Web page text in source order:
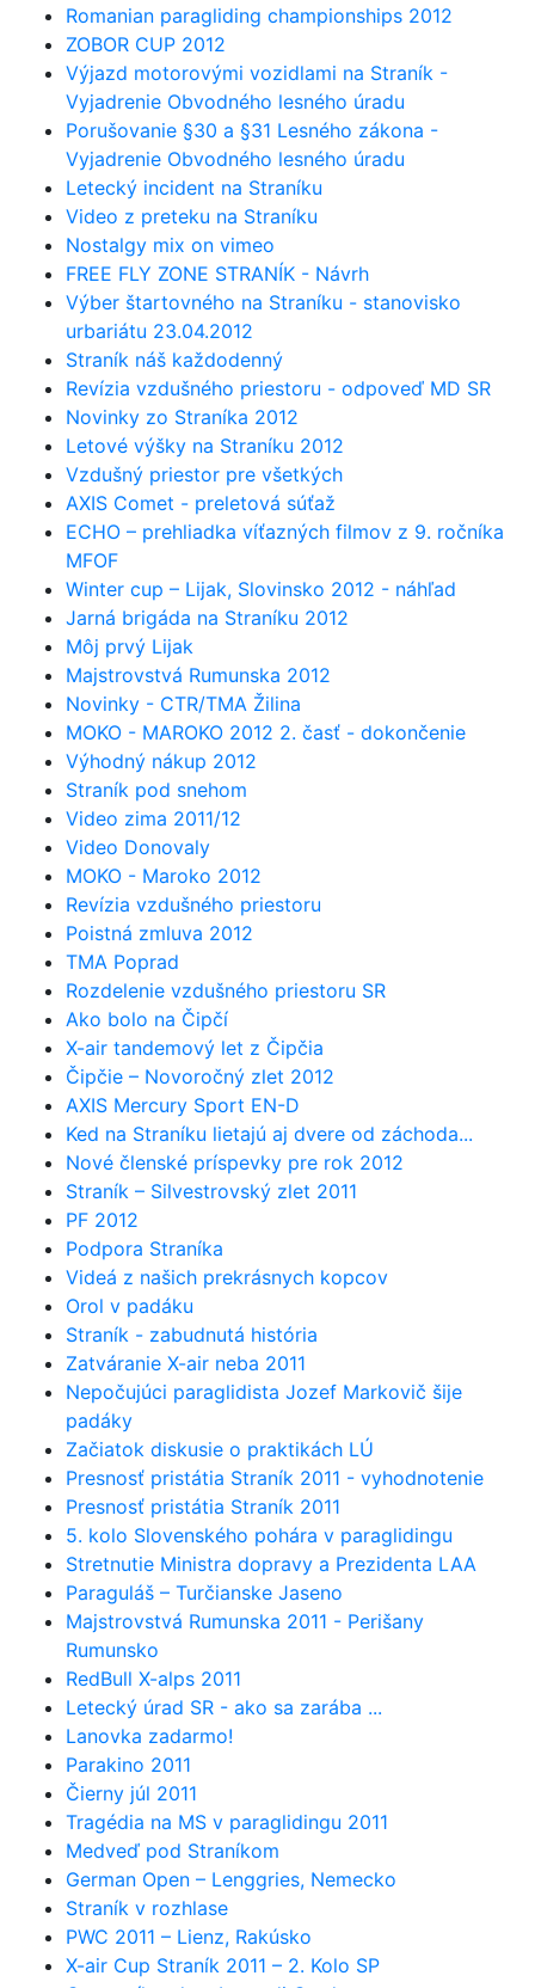
Romanian paragliding championships 2012
ZOBOR CUP 2012
Výjazd motorovými vozidlami na Straník -
Vyjadrenie Obvodného lesného úradu
Porušovanie §30 a §31 Lesného zákona -
Vyjadrenie Obvodného lesného úradu
Letecký incident na Straníku
Video z preteku na Straníku
Nostalgy mix on vimeo
FREE FLY ZONE STRANÍK - Návrh
Výber štartovného na Straníku - stanovisko
urbariátu 23.04.2012
Straník náš každodenný
Revízia vzdušného priestoru - odpoveď MD SR
Novinky zo Straníka 2012
Letové výšky na Straníku 2012
Vzdušný priestor pre všetkých
AXIS Comet - preletová súťaž
ECHO – prehliadka víťazných filmov z 9. ročníka
MFOF
Winter cup – Lijak, Slovinsko 2012 - náhľad
Jarná brigáda na Straníku 2012
Môj prvý Lijak
Majstrovstvá Rumunska 2012
Novinky - CTR/TMA Žilina
MOKO - MAROKO 2012 2. časť - dokončenie
Výhodný nákup 2012
Straník pod snehom
Video zima 2011/12
Video Donovaly
MOKO - Maroko 2012
Revízia vzdušného priestoru
Poistná zmluva 2012
TMA Poprad
Rozdelenie vzdušného priestoru SR
Ako bolo na Čipčí
X-air tandemový let z Čipčia
Čipčie – Novoročný zlet 2012
AXIS Mercury Sport EN-D
Ked na Straníku lietajú aj dvere od záchoda...
Nové členské príspevky pre rok 2012
Straník – Silvestrovský zlet 2011
PF 2012
Podpora Straníka
Videá z našich prekrásnych kopcov
Orol v padáku
Straník - zabudnutá história
Zatváranie X-air neba 2011
Nepočujúci paraglidista Jozef Markovič šije
padáky
Začiatok diskusie o praktikách LÚ
Presnosť pristátia Straník 2011 - vyhodnotenie
Presnosť pristátia Straník 2011
5. kolo Slovenského pohára v paraglidingu
Stretnutie Ministra dopravy a Prezidenta LAA
Paraguláš – Turčianske Jaseno
Majstrovstvá Rumunska 2011 - Perišany
Rumunsko
RedBull X-alps 2011
Letecký úrad SR - ako sa zarába ...
Lanovka zadarmo!
Parakino 2011
Čierny júl 2011
Tragédia na MS v paraglidingu 2011
Medveď pod Straníkom
German Open – Lenggries, Nemecko
Straník v rozhlase
PWC 2011 – Lienz, Rakúsko
X-air Cup Straník 2011 – 2. Kolo SP